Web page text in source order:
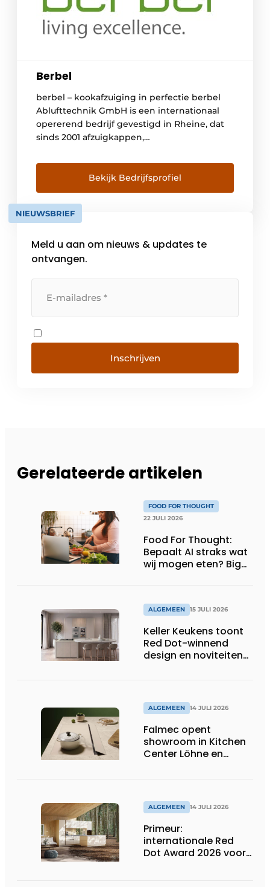
Berbel
berbel – kookafzuiging in perfectie berbel
Ablufttechnik GmbH is een internationaal
opererend bedrijf gevestigd in Rheine, dat
sinds 2001 afzuigkappen,
ontwikkelt, produceert en verkoopt. Met het
innovatieve berbel-principe ontstond het
idee van de perfect kookafzuiging. Dankzij
de gepatenteerde berbel-techniek
verdwijnen kookdampen en storende
duurzaam. De meest […]
Bekijk Bedrijfsprofiel
NIEUWSBRIEF
Meld u aan om nieuws & updates te
ontvangen.
Inschrijven
Gerelateerde artikelen
FOOD FOR THOUGHT
22 JULI 2026
Food For Thought:
Bepaalt AI straks wat
wij mogen eten? Big
ALGEMEEN 15 JULI 2026
Keller Keukens toont
Red Dot-winnend
design en noviteiten
ALGEMEEN 14 JULI 2026
Falmec opent
showroom in Kitchen
Center Löhne en
ALGEMEEN 14 JULI 2026
Primeur:
internationale Red
Dot Award 2026 voor